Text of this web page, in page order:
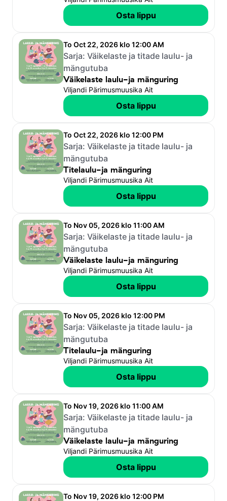
Osta lippu
To Oct 22, 2026 klo 12:00 AM
Sarja: Väikelaste ja titade laulu- ja
mängutuba
Väikelaste laulu-ja mänguring
Viljandi Pärimusmuusika Ait
Osta lippu
To Oct 22, 2026 klo 12:00 PM
Sarja: Väikelaste ja titade laulu- ja
mängutuba
Titelaulu-ja mänguring
Viljandi Pärimusmuusika Ait
Osta lippu
To Nov 05, 2026 klo 11:00 AM
Sarja: Väikelaste ja titade laulu- ja
mängutuba
Väikelaste laulu-ja mänguring
Viljandi Pärimusmuusika Ait
Osta lippu
To Nov 05, 2026 klo 12:00 PM
Sarja: Väikelaste ja titade laulu- ja
mängutuba
Titelaulu-ja mänguring
Viljandi Pärimusmuusika Ait
Osta lippu
To Nov 19, 2026 klo 11:00 AM
Sarja: Väikelaste ja titade laulu- ja
mängutuba
Väikelaste laulu-ja mänguring
Viljandi Pärimusmuusika Ait
Osta lippu
To Nov 19, 2026 klo 12:00 PM